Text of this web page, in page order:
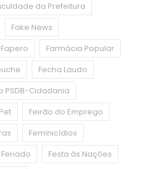
da Prefeitura
Fake News
Fapero
Farmácia Popular
Fecha Laudo
PSDB-Cidadania
Feirão do Emprego
Feminicídios
Feriado
Festa às Nações